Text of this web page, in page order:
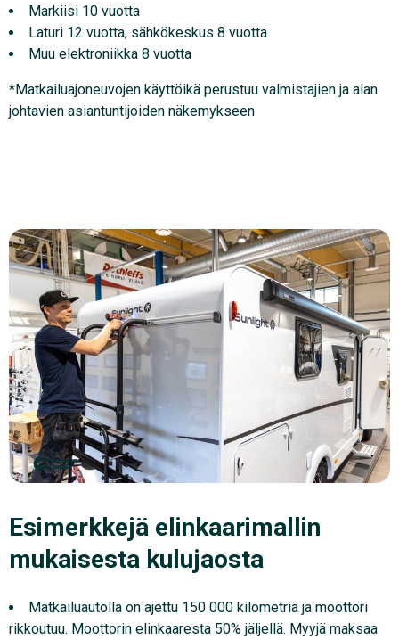
Markiisi 10 vuotta
Laturi 12 vuotta, sähkökeskus 8 vuotta
Muu elektroniikka 8 vuotta
*Matkailuajoneuvojen käyttöikä perustuu valmistajien ja alan
johtavien asiantuntijoiden näkemykseen
Esimerkkejä elinkaarimallin
mukaisesta kulujaosta
Matkailuautolla on ajettu 150 000 kilometriä ja moottori
rikkoutuu. Moottorin elinkaaresta 50% jäljellä. Myyjä maksaa